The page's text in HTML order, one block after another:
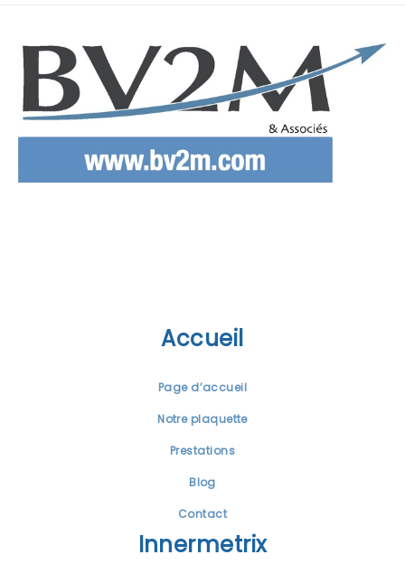
Accueil
Page d’accueil
Notre plaquette
Prestations
Blog
Contact
Innermetrix